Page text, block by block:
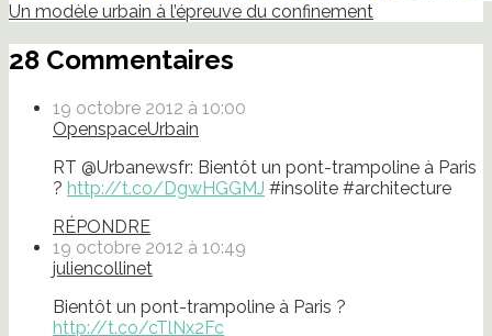
Un modèle urbain à l’épreuve du confinement
28 Commentaires
19 octobre 2012 à 10:00
OpenspaceUrbain
RT @Urbanewsfr: Bientôt un pont-trampoline à Paris
? http://t.co/DgwHGGMJ #insolite #architecture
RÉPONDRE
19 octobre 2012 à 10:49
juliencollinet
Bientôt un pont-trampoline à Paris ?
http://t.co/cTlNx2Fc